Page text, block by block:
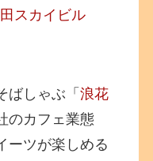
スカイビル
ばしゃぶ「浪花
のカフェ業態
ーツが楽しめる